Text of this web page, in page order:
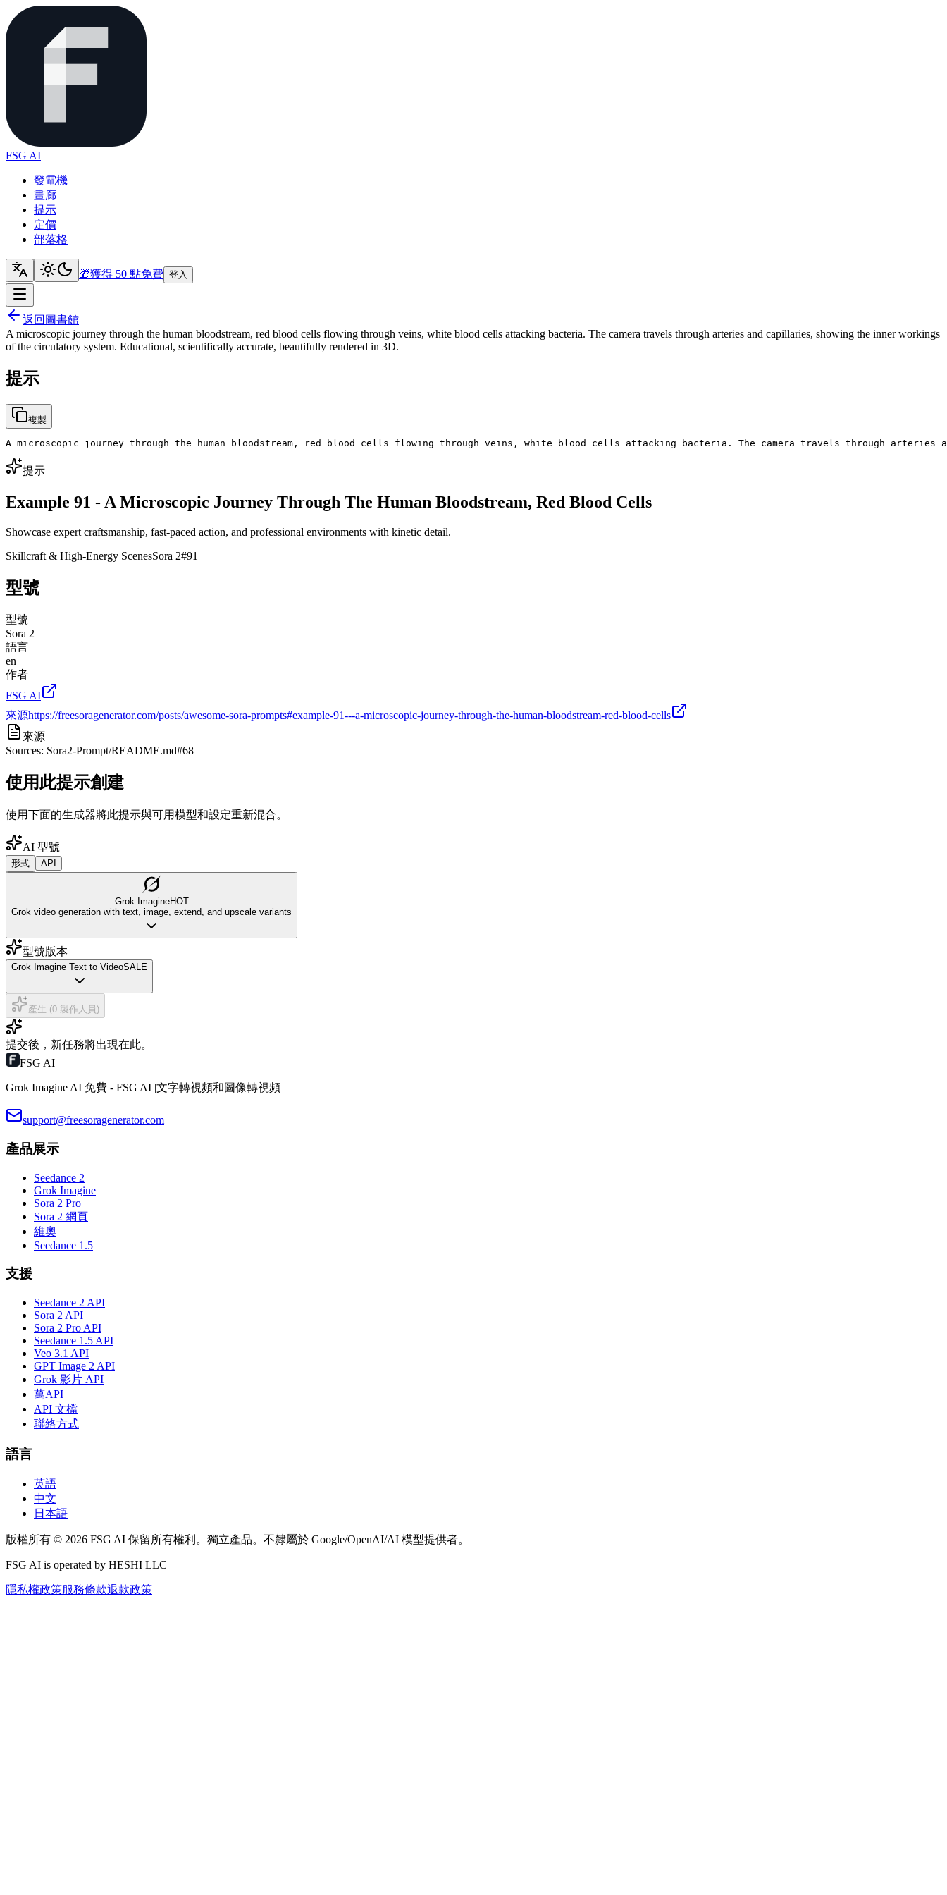
FSG AI
發電機
畫廊
提示
定價
部落格
🎁獲得 50 點免費 登入
返回圖書館
A microscopic journey through the human bloodstream, red blood cells flowing through veins, white blood cells attacking bacteria. The camera travels through arteries and capillaries, showing the inner workings
of the circulatory system. Educational, scientifically accurate, beautifully rendered in 3D.
提示
複製
A microscopic journey through the human bloodstream, red blood cells flowing through veins, white blood cells attacking bacteria. The camera travels through
提示
Example 91 - A Microscopic Journey Through The Human Bloodstream, Red Blood Cells
Showcase expert craftsmanship, fast-paced action, and professional environments with kinetic detail.
Skillcraft & High-Energy ScenesSora 2#91
型號
型號
Sora 2
語言
en
作者
FSG AI
來源https://freesoragenerator.com/posts/awesome-sora-prompts#example-91---a-microscopic-journey-through-the-human-bloodstream-red-blood-cells
來源
Sources: Sora2-Prompt/README.md#68
使用此提示創建
使用下面的生成器將此提示與可用模型和設定重新混合。
AI 型號
形式 API
Grok ImagineHOT
Grok video generation with text, image, extend, and upscale variants
型號版本
Grok Imagine Text to VideoSALE
產生 (0 製作人員)
提交後，新任務將出現在此。
FSG AI
Grok Imagine AI 免費 - FSG AI |文字轉視頻和圖像轉視頻
support@freesoragenerator.com
產品展示
Seedance 2
Grok Imagine
Sora 2 Pro
Sora 2 網頁
維奧
Seedance 1.5
支援
Seedance 2 API
Sora 2 API
Sora 2 Pro API
Seedance 1.5 API
Veo 3.1 API
GPT Image 2 API
Grok 影片 API
萬API
API 文檔
聯絡方式
語言
英語
中文
日本語
版權所有 © 2026 FSG AI 保留所有權利。獨立產品。不隸屬於 Google/OpenAI/AI 模型提供者。
FSG AI is operated by HESHI LLC
隱私權政策服務條款退款政策